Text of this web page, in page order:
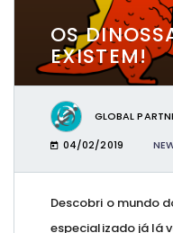
OS
EXISTEM!
GLOBAL
04/02/2019
Descobri o mundo
especializado já lá